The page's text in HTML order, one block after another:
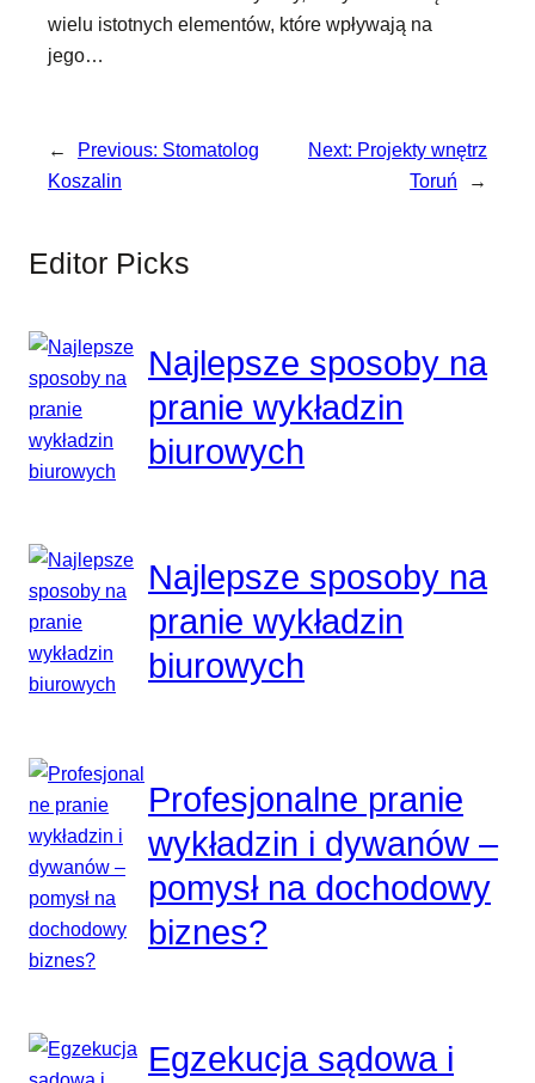
wielu istotnych elementów, które wpływają na
jego…
← Previous: Stomatolog
Koszalin
Next: Projekty wnętrz
Toruń
→
Editor Picks
Najlepsze sposoby na
pranie wykładzin
biurowych
Najlepsze sposoby na
pranie wykładzin
biurowych
Profesjonalne pranie
wykładzin i dywanów –
pomysł na dochodowy
biznes?
Egzekucja sądowa i